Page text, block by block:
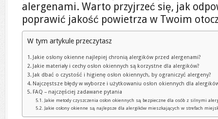
alergenami. Warto przyjrzeć się, jak
poprawić jakość powietrza w Twoim
W tym artykule przeczytasz
Jakie osłony okienne najlepiej chronią alergików przed alergenami?
Jakie materiały i cechy osłon okiennych są korzystne dla alergików?
Jak dbać o czystość i higienę osłon okiennych, by ograniczyć alergeny?
Najczęstsze błędy w wyborze i użytkowaniu osłon okiennych dla
FAQ – najczęściej zadawane pytania
Jakie metody czyszczenia osłon okiennych są bezpieczne dla osób z silnymi
Jakie osłony okienne są najlepsze dla alergików mieszkających w strefach